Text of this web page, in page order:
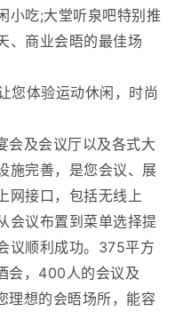
小吃;大堂听泉吧特别推
、商业会晤的最佳场
体验运动休闲，时尚
及会议厅以及各式大
施完善，是您会议、展
网接口，包括无线上
会议布置到菜单选择提
议顺利成功。375平方
会，400人的会议及
理想的会晤场所，能容